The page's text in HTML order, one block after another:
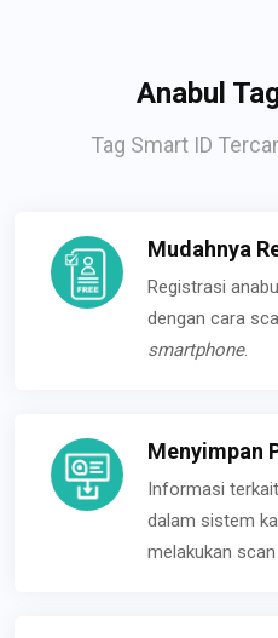
Anabul
Tag Smart ID
Mudahnya
Registrasi
dengan cara
smartphone.
Menyimpan
Informasi
dalam sistem
melakukan